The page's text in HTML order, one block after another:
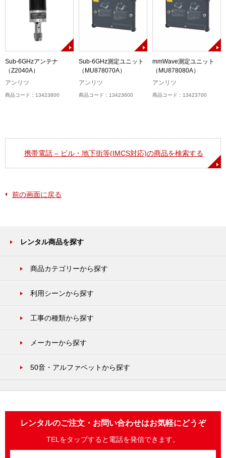
Sub-6GHzアンテナ
（Z2040A）
アンリツ
商品コード：13423800
Sub-6GHz測定ユニット
（MU878070A）
アンリツ
商品コード：13423600
mmWave測定ユニット
（MU878080A）
アンリツ
商品コード：13423700
携帯電話 – ビル・地下街等(IMCS対応)の商品を検索する
前の画面に戻る
レンタル商品を探す
商品カテゴリーから探す
利用シーンから探す
工事の種類から探す
メーカーから探す
50音・アルファベットから探す
レンタルのご注文・お問い合わせはお気軽にどうぞ
TELをタップすると電話を発信できます。